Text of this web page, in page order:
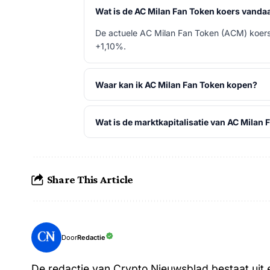
Wat is de AC Milan Fan Token koers
De actuele AC Milan Fan Token (ACM)
+1,10%.
Waar kan ik AC Milan Fan Token kopen?
Wat is de marktkapitalisatie van AC Milan
Share This Article
DoorRedactie